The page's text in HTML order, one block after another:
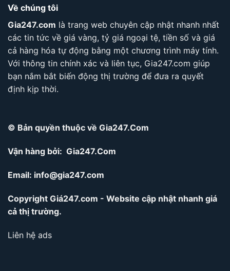
Về chúng tôi
Gia247.com là trang web chuyên cập nhật nhanh nhất
các tin tức về giá vàng, tỷ giá ngoại tệ, tiền số và giá
cả hàng hóa tự động bằng một chương trình máy tính.
Với thông tin chính xác và liên tục, Gia247.com giúp
bạn nắm bắt biến động thị trường để đưa ra quyết
định kịp thời.
© Bản quyền thuộc về Gia247.Com
Vận hàng bởi: Gia247.Com
Email: info@gia247.com
Copyright Giá247.com - Website cập nhật nhanh giá
cả thị trường.
Liên hệ ads